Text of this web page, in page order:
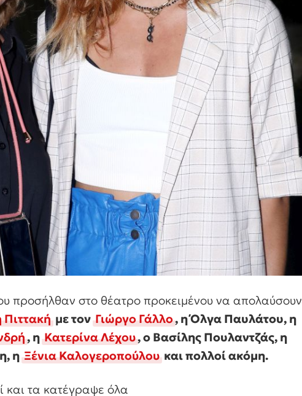
προσήλθαν στο θέατρο προκειμένου να απολαύσουν
Πιττακήμε τονΓιώργο Γάλλο, η Όλγα Παυλάτου, η
, ηΚατερίνα Λέχου, ο Βασίλης Πουλαντζάς, η
ηΞένια Καλογεροπούλουκαι πολλοί ακόμη.
και τα κατέγραψε όλα